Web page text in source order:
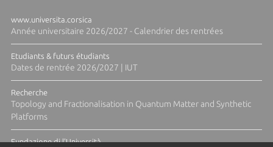
www.universita.corsica
Année universitaire 2026/2027 - Calendrier des rentrées
Etudiants & futurs étudiants
Dates de rentrée 2026/2027 | IUT
Recherche
Topology and Fractionalisation in Quantum Matter and Synthetic
Platforms
Fundazione di l'Università